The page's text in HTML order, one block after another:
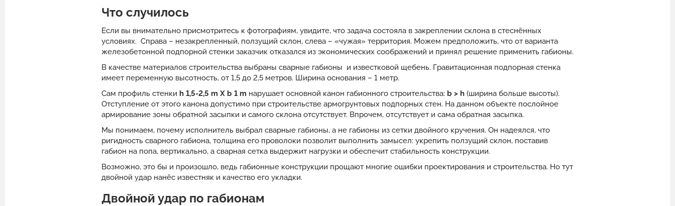
Что случилось
Если вы внимательно присмотритесь к фотографиям, увидите, что задача состояла в закреплении склона в стеснённых
условиях. Справа – незакрепленный, ползущий склон, слева – «чужая» территория. Можем предположить, что от варианта
железобетонной подпорной стенки заказчик отказался из экономических соображений и принял решение применить габионы.
В качестве материалов строительства выбраны сварные габионы и известковой щебень. Гравитационная подпорная стенка
имеет переменную высотность, от 1,5 до 2,5 метров. Ширина основания – 1 метр.
Сам профиль стенки h 1,5-2,5 m X b 1 m нарушает основной канон габионного строительства: b > h (ширина больше высоты).
Отступление от этого канона допустимо при строительстве армогрунтовых подпорных стен. На данном объекте послойное
армирование зоны обратной засыпки и самого склона отсутствует. Впрочем, отсутствует и сама обратная засыпка.
Мы понимаем, почему исполнитель выбрал сварные габионы, а не габионы из сетки двойного кручения. Он надеялся, что
ригидность сварного габиона, толщина его проволоки позволит выполнить замысел: укрепить ползущий склон, поставив
габион на попа, вертикально, а сварная сетка выдержит нагрузки и обеспечит стабильность конструкции.
Возможно, это бы и произошло, ведь габионные конструкции прощают многие ошибки проектирования и строительства. Но тут
двойной удар нанёс известняк и качество его укладки.
Двойной удар по габионам